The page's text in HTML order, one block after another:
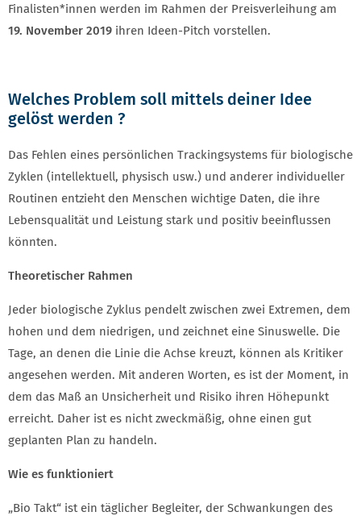
Finalisten*innen werden im Rahmen der Preisverleihung am
19. November 2019 ihren Ideen-Pitch vorstellen.
Welches Problem soll mittels deiner Idee
gelöst werden ?
Das Fehlen eines persönlichen Trackingsystems für biologische
Zyklen (intellektuell, physisch usw.) und anderer individueller
Routinen entzieht den Menschen wichtige Daten, die ihre
Lebensqualität und Leistung stark und positiv beeinflussen
könnten.
Theoretischer Rahmen
Jeder biologische Zyklus pendelt zwischen zwei Extremen, dem
hohen und dem niedrigen, und zeichnet eine Sinuswelle. Die
Tage, an denen die Linie die Achse kreuzt, können als Kritiker
angesehen werden. Mit anderen Worten, es ist der Moment, in
dem das Maß an Unsicherheit und Risiko ihren Höhepunkt
erreicht. Daher ist es nicht zweckmäßig, ohne einen gut
geplanten Plan zu handeln.
Wie es funktioniert
„Bio Takt“ ist ein täglicher Begleiter, der Schwankungen des